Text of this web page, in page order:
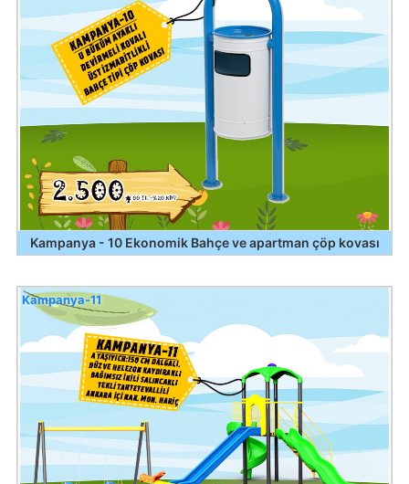
Kampanya - 10 Ekonomik Bahçe ve apartman çöp kovası
Kampanya-11